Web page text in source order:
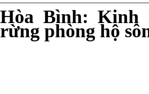
Hòa Bình: Kinh
rừng phòng hộ